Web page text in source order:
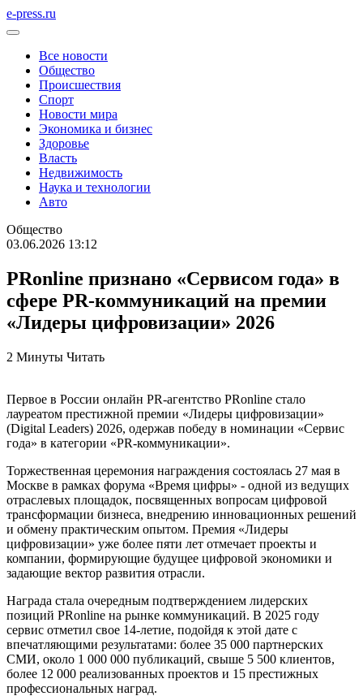
e-press.ru
Все новости
Общество
Происшествия
Спорт
Новости мира
Экономика и бизнес
Здоровье
Власть
Недвижимость
Наука и технологии
Авто
Общество
03.06.2026 13:12
PRonline признано «Сервисом года» в
сфере PR-коммуникаций на премии
«Лидеры цифровизации» 2026
2 Минуты Читать
Первое в России онлайн PR-агентство PRonline стало
лауреатом престижной премии «Лидеры цифровизации»
(Digital Leaders) 2026, одержав победу в номинации «Сервис
года» в категории «PR-коммуникации».
Торжественная церемония награждения состоялась 27 мая в
Москве в рамках форума «Время цифры» - одной из ведущих
отраслевых площадок, посвященных вопросам цифровой
трансформации бизнеса, внедрению инновационных решений
и обмену практическим опытом. Премия «Лидеры
цифровизации» уже более пяти лет отмечает проекты и
компании, формирующие будущее цифровой экономики и
задающие вектор развития отрасли.
Награда стала очередным подтверждением лидерских
позиций PRonline на рынке коммуникаций. В 2025 году
сервис отметил свое 14-летие, подойдя к этой дате с
впечатляющими результатами: более 35 000 партнерских
СМИ, около 1 000 000 публикаций, свыше 5 500 клиентов,
более 12 000 реализованных проектов и 15 престижных
профессиональных наград.